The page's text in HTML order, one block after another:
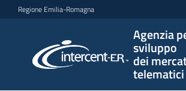
Vai al contenuto
Vai alla navigazione
Vai al footer
Regione Emilia-Romagna
Agenzia
sviluppo
dei
telematici
per lo
sviluppo